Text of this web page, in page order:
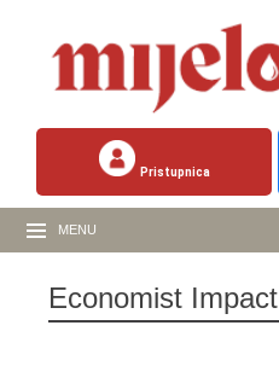
Pristupnica
MENU
Economist Impact